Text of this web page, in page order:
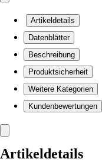
Artikeldetails
Datenblätter
Beschreibung
Produktsicherheit
Weitere Kategorien
Kundenbewertungen
Artikeldetails